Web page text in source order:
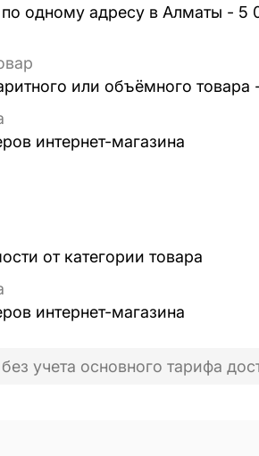
по одному адресу в Алматы -
или объёмного
интернет-магазина
от категории товара
интернет-магазина
учета основного тарифа